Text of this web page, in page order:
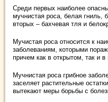
Среди первых наиболее
мучнистая роса, белая гниль,
вторых – бахчевая тля и
Мучистая роса относится к
заболеваниям, которыми
причем как в открытом, так и
Мучнистая роса грибное
заселяет растительные
вытекают меры борьбы с